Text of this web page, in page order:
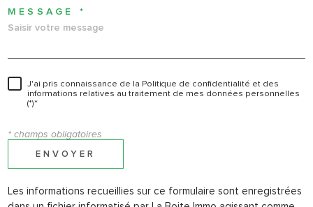
MESSAGE *
J'ai pris connaissance de la Politique de confidentialité et des
informations relatives au traitement de mes données personnelles
(*)*
* champs obligatoires
ENVOYER
Les informations recueillies sur ce formulaire sont enregistrées